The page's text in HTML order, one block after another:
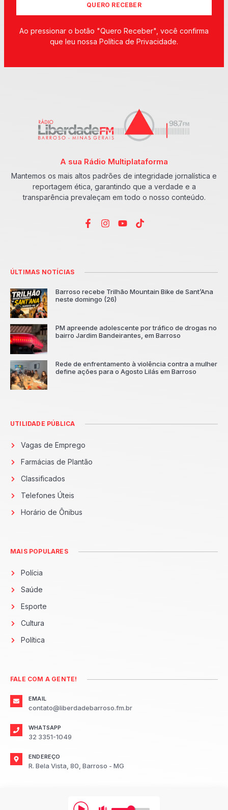
QUERO RECEBER
Ao pressionar o botão "Quero Receber", você confirma
que leu nossa Política de Privacidade.
A sua Rádio Multiplataforma
Mantemos os mais altos padrões de integridade jornalística e
reportagem ética, garantindo que a verdade e a
transparência prevaleçam em todo o nosso conteúdo.
ÚLTIMAS NOTÍCIAS
Barroso recebe Trilhão Mountain Bike de Sant’Ana
neste domingo (26)
PM apreende adolescente por tráfico de drogas no
bairro Jardim Bandeirantes, em Barroso
Rede de enfrentamento à violência contra a mulher
define ações para o Agosto Lilás em Barroso
UTILIDADE PÚBLICA
Vagas de Emprego
Farmácias de Plantão
Classificados
Telefones Úteis
Horário de Ônibus
MAIS POPULARES
Polícia
Saúde
Esporte
Cultura
Política
FALE COM A GENTE!
EMAIL
contato@liberdadebarroso.fm.br
WHATSAPP
32 3351-1049
ENDEREÇO
R. Bela Vista, 80, Barroso - MG